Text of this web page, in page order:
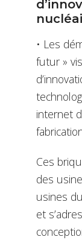
• Les
futur »
internet
Ces
des
usines
et